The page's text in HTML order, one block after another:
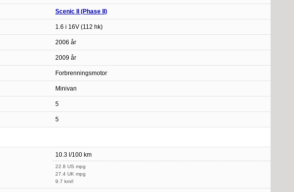
Scenic II (Phase II)
1.6 i 16V (112 hk)
2006 år
2009 år
Forbrenningsmotor
Minivan
5
5
10.3 l/100 km
22.8 US mpg
27.4 UK mpg
9.7 km/l